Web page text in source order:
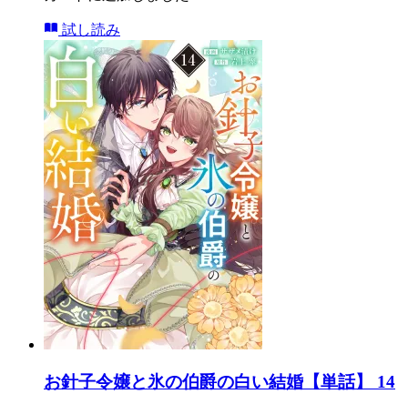
試し読み
お針子令嬢と氷の伯爵の白い結婚【単話】 14